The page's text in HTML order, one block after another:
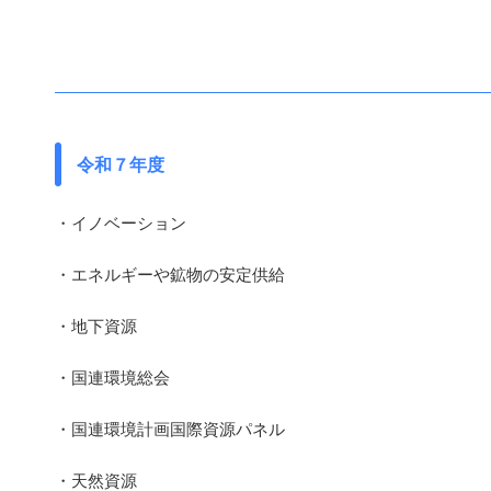
令和７年度
・イノベーション
・エネルギーや鉱物の安定供給
・地下資源
・国連環境総会
・国連環境計画国際資源パネル
・天然資源